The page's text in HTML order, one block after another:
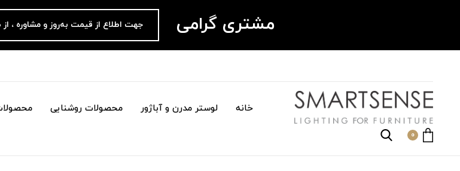
مشتری گرامی جهت اطلاع از قیمت به‌روز و مشاوره ،
خانه لوستر مدرن و آباژور محصولات روشنایی
0